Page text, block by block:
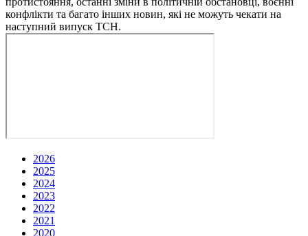
конфлікти та багато інших новин, які не можуть чекати на
наступний випуск ТСН.
2026
2025
2024
2023
2022
2021
2020